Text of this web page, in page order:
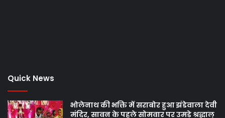
Quick News
भोलेनाथ की भक्ति में सराबोर हुआ झंडेवाला देवी
मंदिर, सावन के पहले सोमवार पर उमड़े श्रद्धालु